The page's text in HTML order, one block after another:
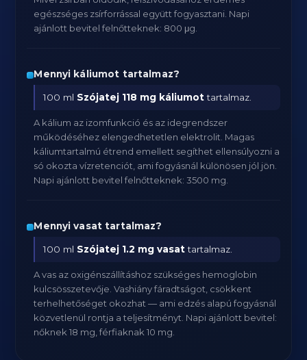
egészséges zsírforrással együtt fogyasztani. Napi
ajánlott bevitel felnőtteknek: 800 μg.
Mennyi káliumot tartalmaz?
100 ml Szójatej 118 mg káliumottartalmaz.
A kálium az izomfunkció és az idegrendszer
működéséhez elengedhetetlen elektrolit. Magas
káliumtartalmú étrend emellett segíthet ellensúlyozni a
só okozta vízretenciót, ami fogyásnál különösen jól jön.
Napi ajánlott bevitel felnőtteknek: 3500 mg.
Mennyi vasat tartalmaz?
100 ml Szójatej 1.2 mg vasattartalmaz.
A vas az oxigénszállításhoz szükséges hemoglobin
kulcsösszetevője. Vashiány fáradtságot, csökkent
terhelhetőséget okozhat — ami edzés alapú fogyásnál
közvetlenül rontja a teljesítményt. Napi ajánlott bevitel:
nőknek 18 mg, férfiaknak 10 mg.